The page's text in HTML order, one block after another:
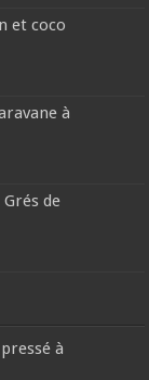
et coco
à
de
à